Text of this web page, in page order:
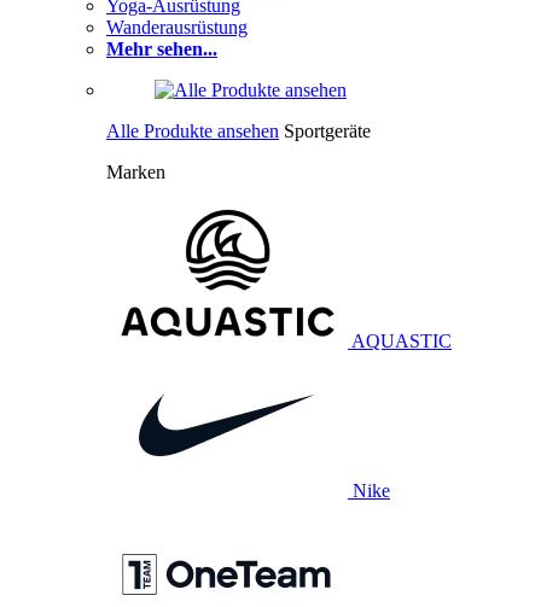
Yoga-Ausrüstung
Wanderausrüstung
Mehr sehen...
Alle Produkte ansehen Sportgeräte
Marken
AQUASTIC
Nike